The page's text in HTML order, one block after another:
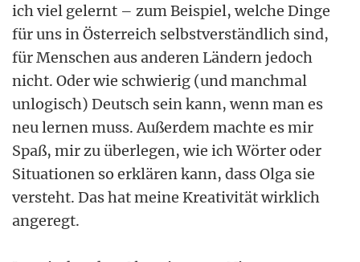
ich viel gelernt – zum Beispiel, welche Dinge
für uns in Österreich selbstverständlich sind,
für Menschen aus anderen Ländern jedoch
nicht. Oder wie schwierig (und manchmal
unlogisch) Deutsch sein kann, wenn man es
neu lernen muss. Außerdem machte es mir
Spaß, mir zu überlegen, wie ich Wörter oder
Situationen so erklären kann, dass Olga sie
versteht. Das hat meine Kreativität wirklich
angeregt.